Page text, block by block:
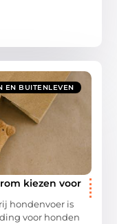
EN BUITENLEVEN
kiezen voor
hondenvoer is
voor honden